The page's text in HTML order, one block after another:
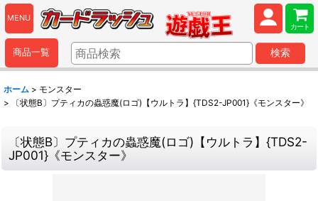
MENU
カート
商品一覧 検索
ホーム > モンスター
>
〔状態B〕プティカの蟲惑魔(ロゴ)【ウルトラ】{TDS2-JP001}《モンスター》
〔状態B〕プティカの蟲惑魔(ロゴ)【ウルトラ】{TDS2-
JP001}《モンスター》